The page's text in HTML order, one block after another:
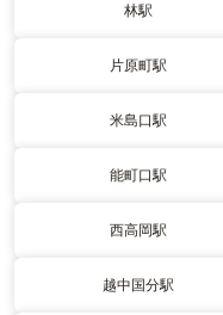
林駅
片原町駅
米島口駅
能町口駅
西高岡駅
越中国分駅